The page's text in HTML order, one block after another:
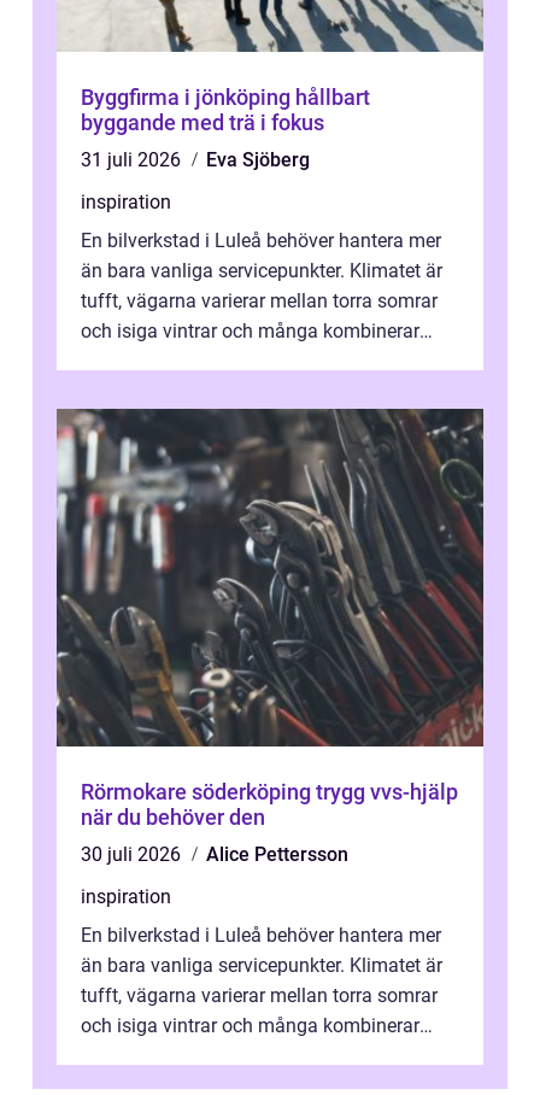
Byggfirma i jönköping hållbart
byggande med trä i fokus
31 juli 2026
Eva Sjöberg
inspiration
En bilverkstad i Luleå behöver hantera mer
än bara vanliga servicepunkter. Klimatet är
tufft, vägarna varierar mellan torra somrar
och isiga vintrar och många kombinerar
Rörmokare söderköping trygg vvs-hjälp
när du behöver den
30 juli 2026
Alice Pettersson
inspiration
En bilverkstad i Luleå behöver hantera mer
än bara vanliga servicepunkter. Klimatet är
tufft, vägarna varierar mellan torra somrar
och isiga vintrar och många kombinerar